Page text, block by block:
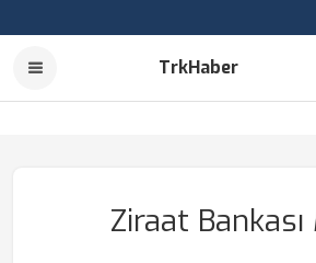
TrkHaber
Ziraat